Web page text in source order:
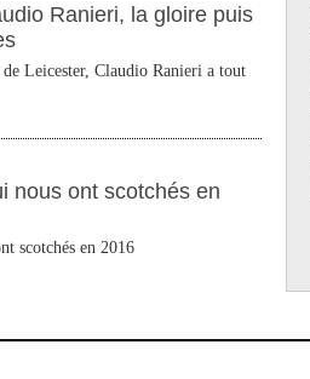
Ranieri, la gloire puis
Leicester, Claudio Ranieri a tout
nous ont scotchés en
scotchés en 2016